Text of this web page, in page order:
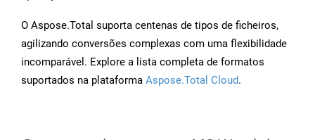
O Aspose.Total suporta centenas de tipos de ficheiros,
agilizando conversões complexas com uma flexibilidade
incomparável. Explore a lista completa de formatos
suportados na plataforma Aspose.Total Cloud.